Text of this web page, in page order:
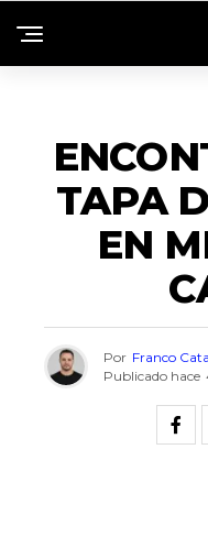
TAPA
EN
Por Franco
Publicado hace